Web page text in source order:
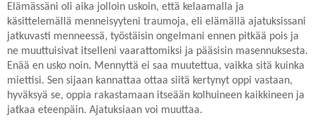
Elämässäni oli aika jolloin uskoin, että kelaamalla ja
käsittelemällä menneisyyteni traumoja, eli elämällä ajatuksissani
jatkuvasti menneessä, työstäisin ongelmani ennen pitkää pois ja
ne muuttuisivat itselleni vaarattomiksi ja pääsisin masennuksesta.
Enää en usko noin. Mennyttä ei saa muutettua, vaikka sitä kuinka
miettisi. Sen sijaan kannattaa ottaa siitä kertynyt oppi vastaan,
hyväksyä se, oppia rakastamaan itseään kolhuineen kaikkineen ja
jatkaa eteenpäin. Ajatuksiaan voi muuttaa.